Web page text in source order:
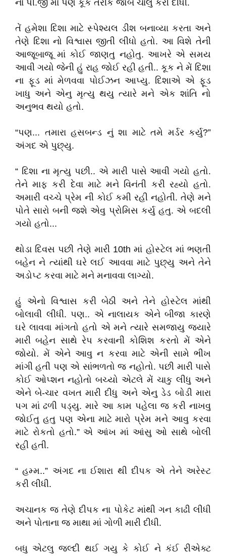
ના પી.જી માં પણ કૂક તરીકે જોબ ચાલુ કરી દીધી.
તેં હમેશા દિશા માટે સ્પેશ્યલ ડીશ બનાવ્યા કરતા અને
તેણે દિશા નો વિશ્વાસ જીતી લીધો હતો. આ વિશે તેની
આજૂબાજૂ માં કોઈ જાણતુ નહોતુ. આખરે એ સમય
આવી ગયો જેની હું રાહ જોઈ રહી હતી.. કૂક ને મેં દિશા
ના ફૂડ માં મેળવવા પોઈઝન આપ્યુ. દિશાએ એ ફૂડ
ખાધુ અને એનુ મૃત્યુ થયુ ત્યારે મને એક શાંતિ નો
અનુભવ થયો હતો.
“પણ... તમારા હસબન્ડ નું શા માટે તમે મર્ડર કર્યુ?”
અંગદ એ પુછ્યુ.
“ દિશા ના મૃત્યુ પછી.. એ મારી પાસે આવી ગયો હતો.
તેને માફ કરી દેવા માટે મને વિનંતી કરી રહ્યો હતો.
અમારી વચ્ચે પ્રેમ ની કોઈ કમી રહી નહોતી. તેણે મને
પોતે સારો બની જશે એવુ પ્રોમિસ કર્યુ હતુ. એ બદલી
ગયો હતો...
થોડા દિવસ પછી તેણે મારી 10th માં હોસ્ટેલ માં ભણતી
બહેન ને ત્યાંથી ઘરે લઈ આવવા માટે પુછ્યુ અને તેને
અડોપ્ટ કરવા માટે મને મનાવવા લાગ્યો.
હું એનો વિશ્વાસ કરી બેઠી અને તેને હોસ્ટેલ માંથી
બોલાવી લીધી. પણ.. એ નાલાયક એને બીજા કારણે
ઘરે લાવવા માંગતો હતો એ મને ત્યારે સમજાયુ જ્યારે
મારી બહેન સાથે રેપ કરવાની કોશિશ કરતો મેં એને
જોયો. મેં એને આવુ ન કરવા માટે એની સામે ભીખ
માંગી હતી પણ એ સાંભળતો જ નહોતો. પછી મારી પાસે
કોઈ ઓપ્શન નહોતો બચ્યો એટલે મેં ચાકુ લીધુ અને
એને બે-ચાર વખત મારી દીધુ અને એનુ ડેડ બોડી મારા
પગ માં ઢળી પડ્યુ. મારે આ કામ પહેલા જ કરી નાખવુ
જોઈતુ હતુ પણ એના માટે મારો પ્રેમ મને આવુ કરવા
માટે રોકતો હતો.” એ આંખ માં આંસુ ઓ સાથે બોલી
રહી હતી.
“ હમ્મ..” અંગદ ના ઈશારા થી દીપક એ તેને અરેસ્ટ
કરી લીધી.
અચાનક જ તેણે દીપક ના પોકેટ માંથી ગન કાઢી લીધી
અને પોતાના જ માથા માં ગોળી મારી દીધી.
બધુ એટલુ જલ્દી થઈ ગયુ કે કોઈ ને કંઈ રીએક્ટ